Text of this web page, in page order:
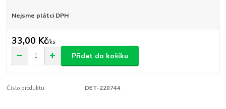
Nejsme plátci DPH
33,00 Kč/ks
Přidat do košíku
Číslo produktu: DET-220744